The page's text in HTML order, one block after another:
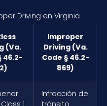
Driving en Virginia
(Va.
46.2-
Improper
Driving (Va.
Code § 46.2-
869)
1
Infracción de
tránsito